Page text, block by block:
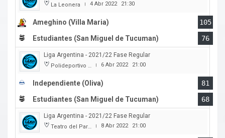
La Leonera | 4 Abr 2022 21:30
Ameghino (Villa Maria)
105
Estudiantes (San Miguel de Tucuman)
76
Liga Argentina - 2021/22 Fase Regular
Polideportivo Independiente | 6 Abr 2022 21:00
Independiente (Oliva)
81
Estudiantes (San Miguel de Tucuman)
68
Liga Argentina - 2021/22 Fase Regular
Teatro del Parque | 8 Abr 2022 21:00